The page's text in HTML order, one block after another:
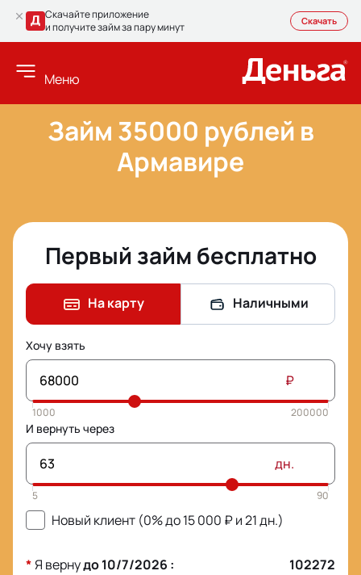
Скачайте приложение
и получите займ за пару минут
Скачать
Меню
Займ 35000 рублей в
Армавире
Первый займ бесплатно
На карту Наличными
Хочу взять
₽
И вернуть через
дн.
Новый клиент (0% до15 000 ₽ и21дн.)
*Я вернудо10/7/2026 : 102272